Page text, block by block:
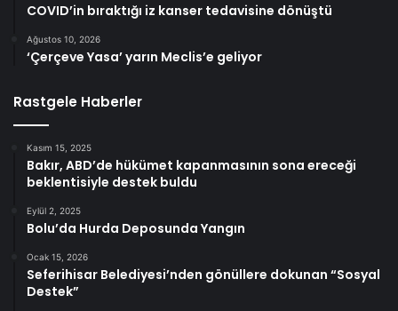
COVID’in bıraktığı iz kanser tedavisine dönüştü
Ağustos 10, 2026
‘Çerçeve Yasa’ yarın Meclis’e geliyor
Rastgele Haberler
Kasım 15, 2025
Bakır, ABD’de hükümet kapanmasının sona ereceği
beklentisiyle destek buldu
Eylül 2, 2025
Bolu’da Hurda Deposunda Yangın
Ocak 15, 2026
Seferihisar Belediyesi’nden gönüllere dokunan “Sosyal
Destek”